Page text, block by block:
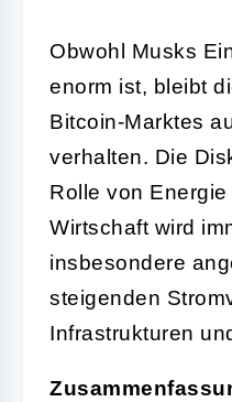
Obwohl Musks
enorm ist, bleibt
Bitcoin-Marktes
verhalten. Die
Rolle von
Wirtschaft wird
insbesondere
steigenden
Infrastrukturen